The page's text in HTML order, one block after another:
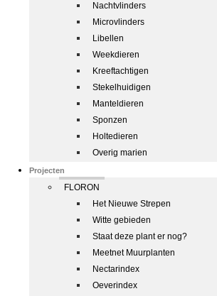
Nachtvlinders
Microvlinders
Libellen
Weekdieren
Kreeftachtigen
Stekelhuidigen
Manteldieren
Sponzen
Holtedieren
Overig marien
Projecten
FLORON
Het Nieuwe Strepen
Witte gebieden
Staat deze plant er nog?
Meetnet Muurplanten
Nectarindex
Oeverindex